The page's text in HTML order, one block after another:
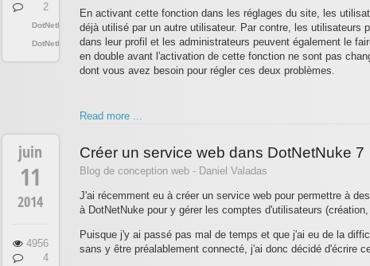
2
DotNetNuke
DotNetNuke
En activant cette fonction dans les réglages du site, les
déjà utilisé par un autre utilisateur. Par contre, les utilisateurs
dans leur profil et les administrateurs peuvent également le
en double avant l'activation de cette fonction ne sont pas
dont vous avez besoin pour régler ces deux problèmes.
Read more ...
Créer un service web dans DotNetNuke 7
Blog de conception web - Daniel Valadas
juin
11
2014
4956
4
J'ai récemment eu à créer un service web pour permettre à
à DotNetNuke pour y gérer les comptes d'utilisateurs
Puisque j'y ai passé pas mal de temps et que j'ai eu de la
sans y être préalablement connecté, j'ai donc décidé d'écrire